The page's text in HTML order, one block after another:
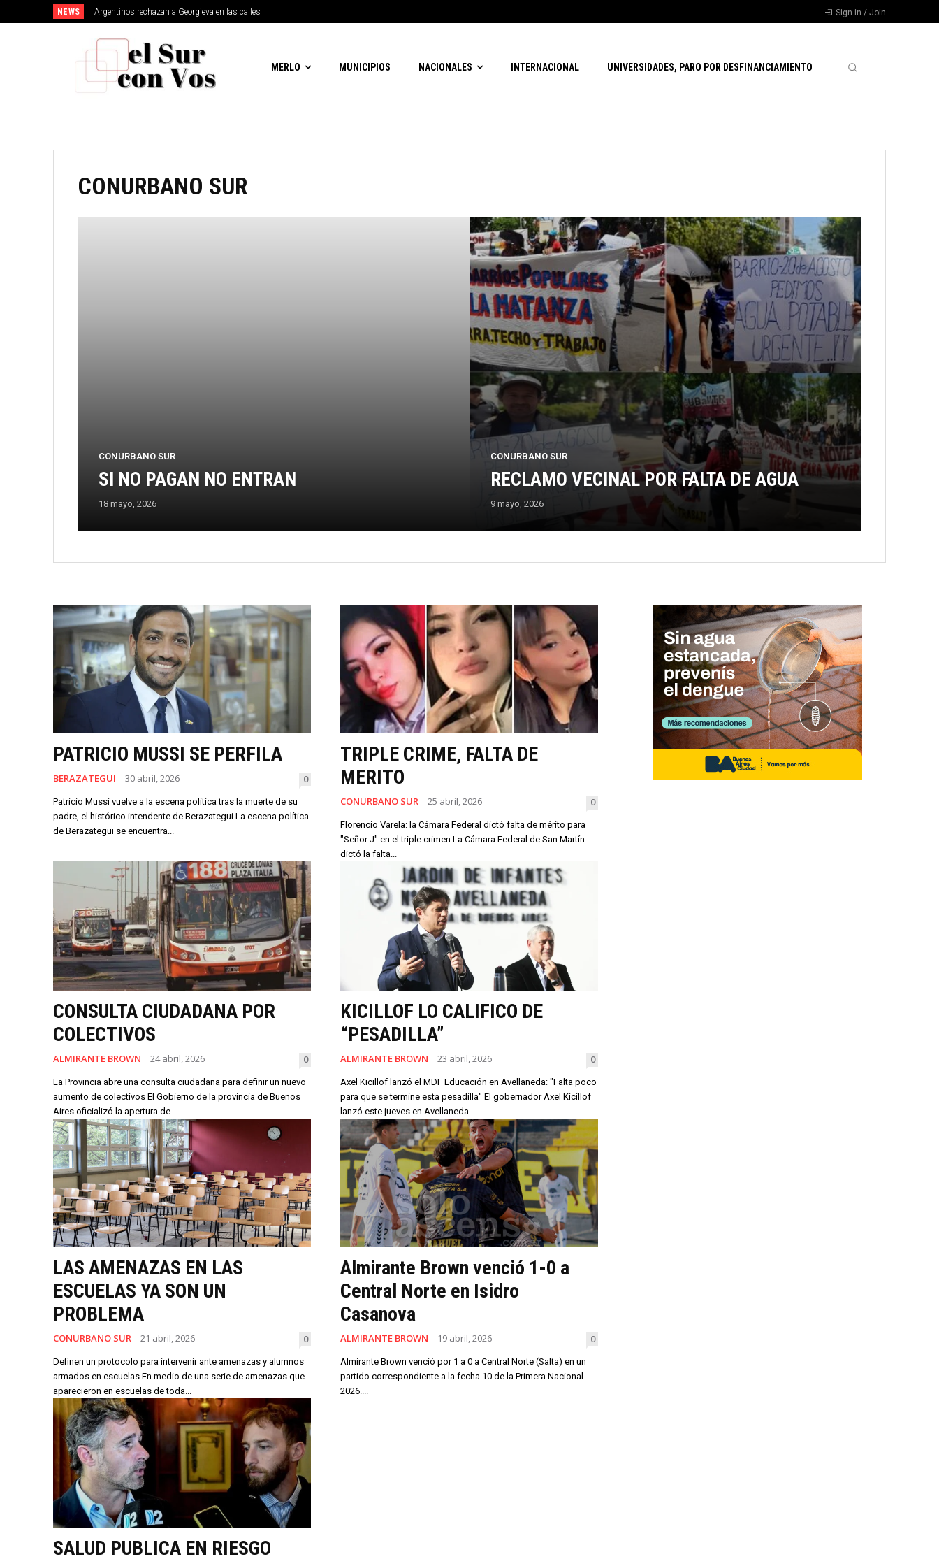
NEWS Argentinos rechazan a Georgieva en las calles Sign in / Join
MERLO MUNICIPIOS NACIONALES INTERNACIONAL UNIVERSIDADES, PARO POR DESFINANCIAMIENTO
CONURBANO SUR
CONURBANO SUR
SI NO PAGAN NO ENTRAN
18 mayo, 2026
CONURBANO SUR
RECLAMO VECINAL POR FALTA DE AGUA
9 mayo, 2026
PATRICIO MUSSI SE PERFILA
BERAZATEGUI 30 abril, 2026 0
Patricio Mussi vuelve a la escena política tras la muerte de su
padre, el histórico intendente de Berazategui La escena política
de Berazategui se encuentra...
TRIPLE CRIME, FALTA DE
MERITO
CONURBANO SUR 25 abril, 2026 0
Florencio Varela: la Cámara Federal dictó falta de mérito para
"Señor J" en el triple crimen La Cámara Federal de San Martín
dictó la falta...
CONSULTA CIUDADANA POR
COLECTIVOS
ALMIRANTE BROWN 24 abril, 2026 0
La Provincia abre una consulta ciudadana para definir un nuevo
aumento de colectivos El Gobierno de la provincia de Buenos
Aires oficializó la apertura de...
KICILLOF LO CALIFICO DE
“PESADILLA”
ALMIRANTE BROWN 23 abril, 2026 0
Axel Kicillof lanzó el MDF Educación en Avellaneda: "Falta poco
para que se termine esta pesadilla" El gobernador Axel Kicillof
lanzó este jueves en Avellaneda...
LAS AMENAZAS EN LAS
ESCUELAS YA SON UN
PROBLEMA
CONURBANO SUR 21 abril, 2026 0
Definen un protocolo para intervenir ante amenazas y alumnos
armados en escuelas En medio de una serie de amenazas que
aparecieron en escuelas de toda...
Almirante Brown venció 1-0 a
Central Norte en Isidro
Casanova
ALMIRANTE BROWN 19 abril, 2026 0
Almirante Brown venció por 1 a 0 a Central Norte (Salta) en un
partido correspondiente a la fecha 10 de la Primera Nacional
2026....
SALUD PUBLICA EN RIESGO